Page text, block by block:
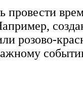
розово-